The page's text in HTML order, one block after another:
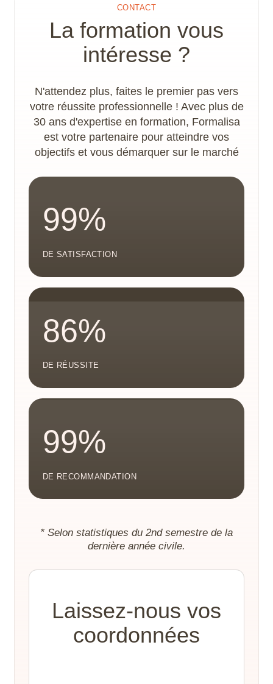
adaptations nécessaires à la concrétisation du
parcours de formation. Les locaux disposent
d’un accès PMR.
CONTACT
La formation vous
intéresse ?
N'attendez plus, faites le premier pas vers
votre réussite professionnelle ! Avec plus de
30 ans d'expertise en formation, Formalisa
est votre partenaire pour atteindre vos
objectifs et vous démarquer sur le marché
99%
DE SATISFACTION
86%
DE RÉUSSITE
99%
DE RECOMMANDATION
* Selon statistiques du 2nd semestre de la
dernière année civile.
Laissez-nous vos
coordonnées